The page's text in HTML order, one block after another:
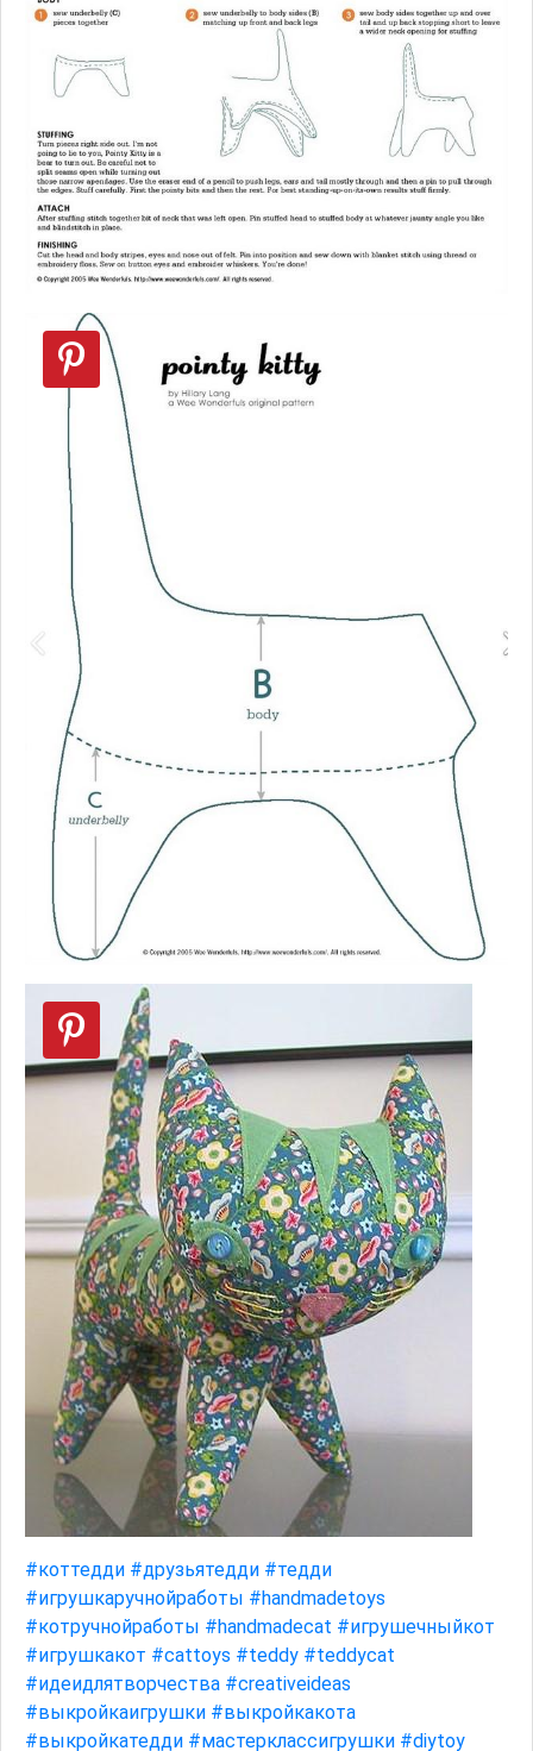
#коттедди #друзьятедди #тедди
#игрушкаручнойработы #handmadetoys
#котручнойработы #handmadecat #игрушечныйкот
#игрушкакот #cattoys #teddy #teddycat
#идеидлятворчества #creativeideas
#выкройкаигрушки #выкройкакота
#выкройкатедди #мастерклассигрушки #diytoy